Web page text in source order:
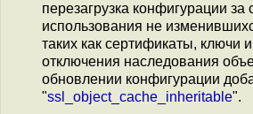
перезагрузка конфигурации за
использования не
таких как сертификаты, ключи
отключения наследования
обновлении конфигурации
"ssl_object_cache_inheritable".